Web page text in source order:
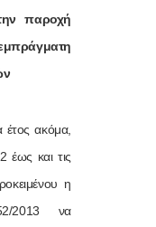
παροχή
έτος ακόμα,
έως και τις
η
2013 να